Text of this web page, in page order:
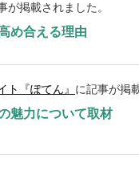
が掲載されました。
め合える理由
『ぽてん』 に記事が掲
魅力について取材